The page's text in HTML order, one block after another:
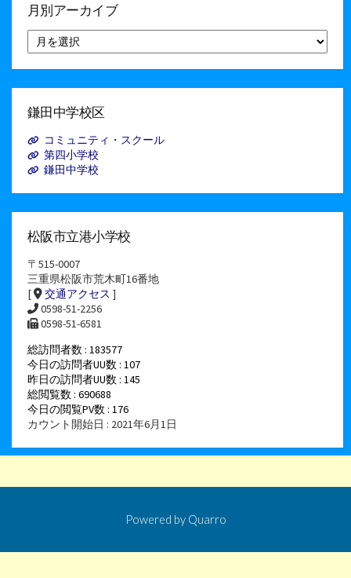
月別アーカイブ
別
ア
イ
鎌田中学校区
コミュニティ・スクール
第四小学校
鎌田中学校
松阪市立港小学校
〒515-0007
三重県松阪市荒木町16番地
[
交通アクセス ]
0598-51-2256
0598-51-6581
総訪問者数 : 183577
今日の訪問者UU数 : 107
昨日の訪問者UU数 : 145
総閲覧数 : 690688
今日の閲覧PV数 : 176
カウント開始日 : 2021年6月1日
Powered by Quarro